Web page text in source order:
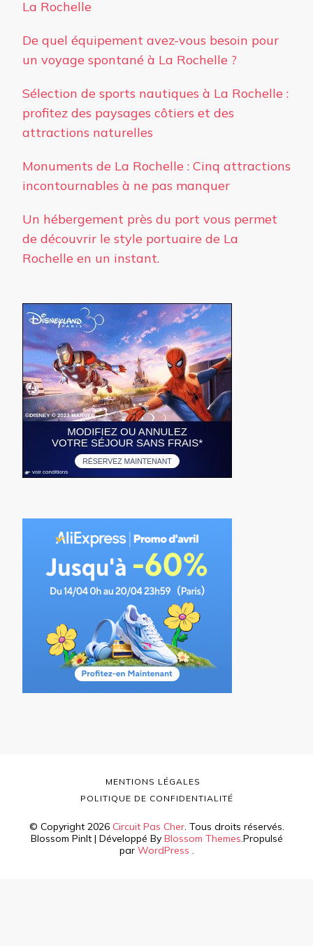
La Rochelle
De quel équipement avez-vous besoin pour
un voyage spontané à La Rochelle ?
Sélection de sports nautiques à La Rochelle :
profitez des paysages côtiers et des
attractions naturelles
Monuments de La Rochelle : Cinq attractions
incontournables à ne pas manquer
Un hébergement près du port vous permet
de découvrir le style portuaire de La
Rochelle en un instant.
© Copyright 2026 Circuit Pas Cher. Tous droits réservés.
Blossom PinIt | Développé By Blossom Themes.Propulsé
par WordPress .
MENTIONS LÉGALES
POLITIQUE DE CONFIDENTIALITÉ